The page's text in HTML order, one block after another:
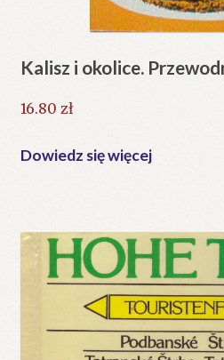
Kalisz i okolice.
16.80 zł
Dowiedz się więcej